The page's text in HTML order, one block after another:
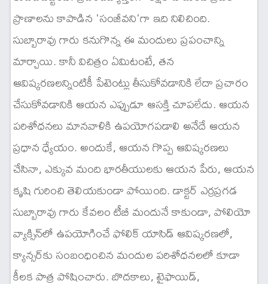
ప్రాణాలను కాపాడిన 'సంజీవని'గా ఇది నిలిచింది.
సుబ్బారావు గారు కనుగొన్న ఈ మందులు ప్రపంచాన్ని
మార్చాయి. కానీ విచిత్రం ఏమిటంటే, తన
ఆవిష్కరణలన్నింటికీ పేటెంట్లు తీసుకోవడానికి లేదా ప్రచారం
చేసుకోవడానికి ఆయన ఎప్పుడూ ఆసక్తి చూపలేదు. ఆయన
పరిశోధనలు మానవాళికి ఉపయోగపడాలి అనేదే ఆయన
ప్రధాన ధ్యేయం. అందుకే, ఆయన గొప్ప ఆవిష్కరణలు
చేసినా, ఎక్కువ మంది భారతీయులకు ఆయన పేరు, ఆయన
కృషి గురించి తెలియకుండా పోయింది. డాక్టర్ ఎర్రప్రగడ
సుబ్బారావు గారు కేవలం టీబీ మందునే కాకుండా, పోలియో
వ్యాక్సిన్‌లో ఉపయోగించే ఫోలిక్ యాసిడ్ ఆవిష్కరణలో,
క్యాన్సర్‌కు సంబంధించిన మందుల పరిశోధనలలో కూడా
కీలక పాత్ర పోషించారు. బొదకాలు, టైఫాయిడ్,